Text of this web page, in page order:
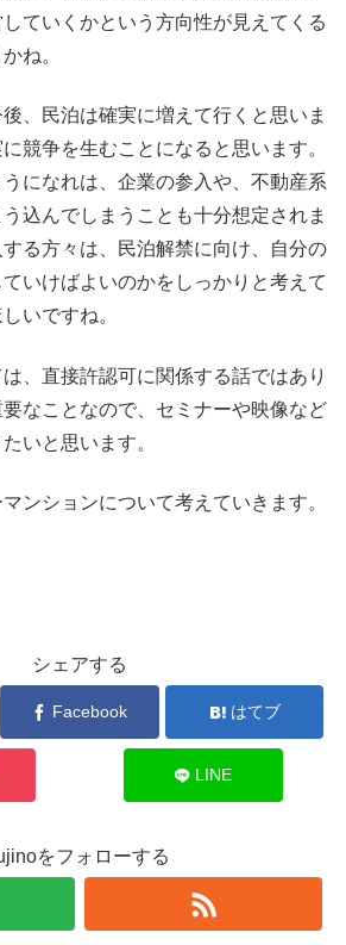
ていくかという方向性が見えてくる
ね。
、民泊は確実に増えて行くと思いま
競争を生むことになると思います。
になれは、企業の参入や、不動産系
込んでしまうことも十分想定されま
る方々は、民泊解禁に向け、自分の
いけばよいのかをしっかりと考えて
いですね。
、直接許認可に関係する話ではあり
なことなので、セミナーや映像など
いと思います。
ンションについて考えていきます。
シェアする
Facebook はてブ
LINE
をフォローする